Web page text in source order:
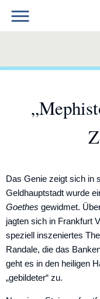
content
Das Genie zeigt sich in
Geldhauptstadt wurde
Goethes gewidmet.
jagten sich in Frankfurt
speziell inszeniertes
Randale, die das
geht es in den heiligen
„gebildeter“ zu.